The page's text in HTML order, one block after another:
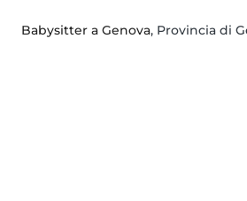
Babysitter a Genova, Provincia di